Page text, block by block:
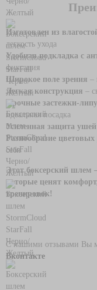
Изготовлен из
легкость ухода
Удобная подкладка с
фиксация
Широкое поле зрения –
Легкая конструкция –
Прочные застежки-
идеальная посадка
Усиленная защита
Разнообразие
себя
Этот боксерский шлем
которые ценят
тренировок!
С нашими отзывами Вы
Вконтакте